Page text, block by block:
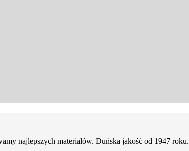
najlepszych materiałów. Duńska jakość od 1947 roku.